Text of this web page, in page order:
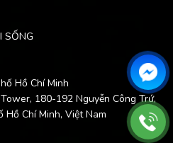
SỐNG
Hồ Chí Minh
180-192 Nguyễn Công Trứ,
Hồ Chí Minh, Việt Nam